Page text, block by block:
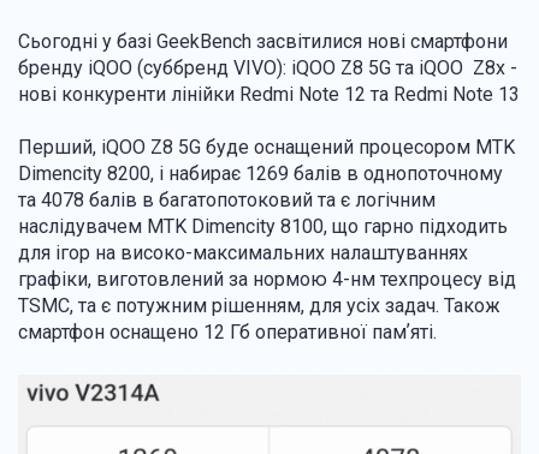
Сьогодні у базі GeekBench засвітилися нові смартфони
бренду iQOO (суббренд VIVO): iQOO Z8 5G та iQOO Z8x -
нові конкуренти лінійки Redmi Note 12 та Redmi Note 13
Перший, iQOO Z8 5G буде оснащений процесором MTK
Dimencity 8200, і набирає 1269 балів в однопоточному
та 4078 балів в багатопотоковий та є логічним
наслідувачем MTK Dimencity 8100, що гарно підходить
для ігор на високо-максимальних налаштуваннях
графіки, виготовлений за нормою 4-нм техпроцесу від
TSMC, та є потужним рішенням, для усіх задач. Також
смартфон оснащено 12 Гб оперативної памʼяті.